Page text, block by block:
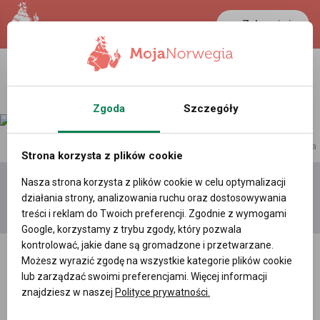
Zaloguj się
reklama
Dodaj
film
Moje
filmy
Wszystkie
Zgoda Szczegóły
Strona korzysta z plików cookie
Nasza strona korzysta z plików cookie w celu optymalizacji
działania strony, analizowania ruchu oraz dostosowywania
treści i reklam do Twoich preferencji. Zgodnie z wymogami
Google, korzystamy z trybu zgody, który pozwala
kontrolować, jakie dane są gromadzone i przetwarzane.
Możesz wyrazić zgodę na wszystkie kategorie plików cookie
lub zarządzać swoimi preferencjami. Więcej informacji
znajdziesz w naszej Polityce prywatności.